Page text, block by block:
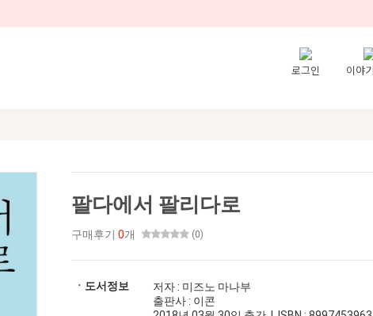
로그인 이야
팔다에서 팔리다로
구매후기 0개 (0)
ㆍ도서정보
저자 : 미즈노 마나부
출판사 : 이콘